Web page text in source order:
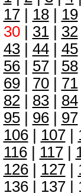
17| 18| 19
30| 31| 32
43| 44| 45
56| 57| 58
69| 70| 71
82| 83| 84
95| 96| 97
106| 107|
116| 117|
126| 127|
136| 137|